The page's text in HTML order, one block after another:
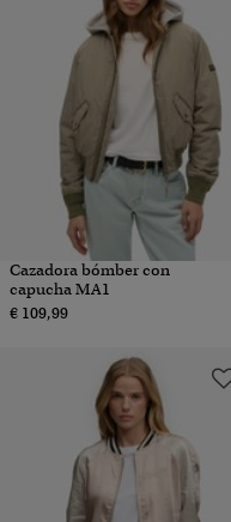
Cazadora bómber con
capucha MA1
€ 109,99